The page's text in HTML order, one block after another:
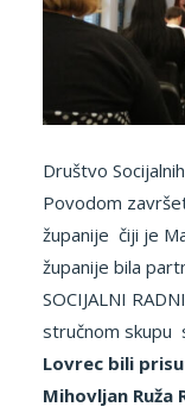
Društvo
Povodom
županije čiji je
županije bila
SOCIJALNI
stručnom skupu
Lovrec bili
Mihovljan Ruža